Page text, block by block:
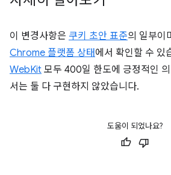
이 변경사항은 쿠키 초안 표준의 일부이
Chrome 플랫폼 상태 에서 확인할 수 있
WebKit 모두 400일 한도에 긍정적인
서는 둘 다 구현하지 않았습니다.
도움이 되었나요?